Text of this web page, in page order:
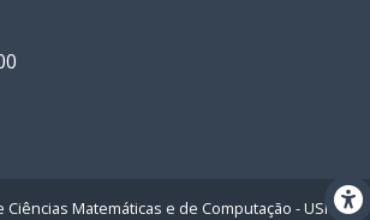
Matemáticas e de Computação - USP